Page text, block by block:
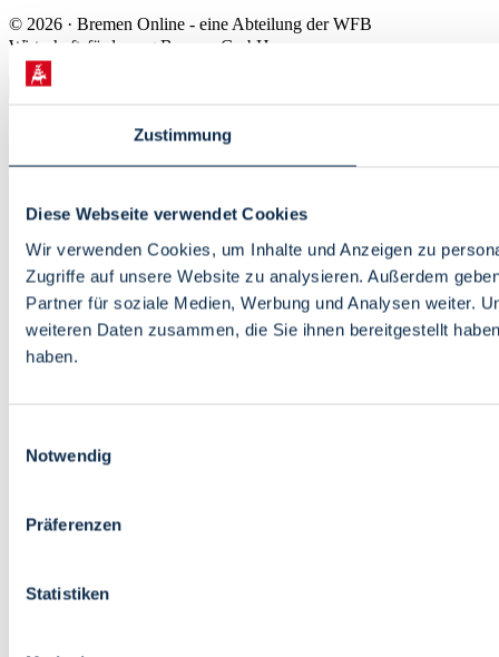
Zustimmung
Diese Webseite verwendet Cookies
Wir verwenden Cookies, um Inhalte und Anzeigen zu
Zugriffe auf unsere Website zu analysieren. Außerdem
Partner für soziale Medien, Werbung und Analysen weiter.
weiteren Daten zusammen, die Sie ihnen bereitgestellt
haben.
Notwendig
Präferenzen
Statistiken
© 2026 · Bremen Online - eine Abteilung der WFB
Wirtschaftsförderung Bremen GmbH